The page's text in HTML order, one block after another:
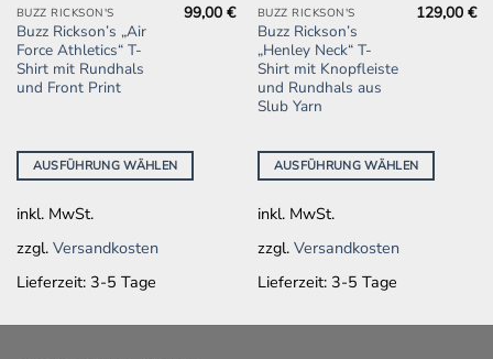
BUZZ RICKSON'S
Buzz Rickson’s „Air
Force Athletics“ T-
Shirt mit Rundhals
und Front Print
99,00€
AUSFÜHRUNG WÄHLEN
Dieses
Produkt
weist
mehrere
Die
Optionen
auf
der
gewählt
inkl. MwSt.
zzgl. Versandkosten
Lieferzeit: 3-5 Tage
BUZZ RICKSON'S
Buzz Rickson’s
„Henley Neck“ T-
Shirt mit Knopfleiste
und Rundhals aus
Slub Yarn
129,00€
AUSFÜHRUNG WÄHLEN
Dieses
Produkt
weist
mehrere
Varianten
Die
Optionen
auf
der
gewählt
inkl. MwSt.
zzgl. Versandkosten
Lieferzeit: 3-5 Tage